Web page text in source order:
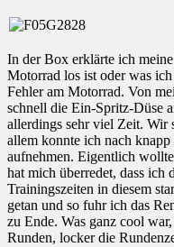
In der Box erklärte ich
Motorrad los ist oder was
Fehler am Motorrad. Von
schnell die Ein-Spritz-Düse
allerdings sehr viel Zeit. Wir
allem konnte ich nach
aufnehmen. Eigentlich
hat mich überredet, dass ich
Trainingszeiten in diesem
getan und so fuhr ich das
zu Ende. Was ganz cool
Runden, locker die